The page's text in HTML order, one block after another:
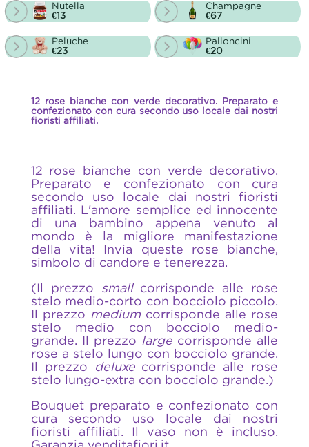
Nutella
€13
Peluche
€23
Champagne
€67
Palloncini
€20
12 rose bianche con verde decorativo. Preparato e
confezionato con cura secondo uso locale dai nostri
fioristi affiliati.
12 rose bianche con verde decorativo.
Preparato e confezionato con cura
secondo uso locale dai nostri fioristi
affiliati. L'amore semplice ed innocente
di una bambino appena venuto al
mondo è la migliore manifestazione
della vita! Invia queste rose bianche,
simbolo di candore e tenerezza.
(Il prezzo small corrisponde alle rose
stelo medio-corto con bocciolo piccolo.
Il prezzo medium corrisponde alle rose
stelo medio con bocciolo medio-
grande. Il prezzo large corrisponde alle
rose a stelo lungo con bocciolo grande.
Il prezzo
deluxecorrisponde alle rose
stelo lungo-extra con bocciolo grande.)
Bouquet preparato e confezionato con
cura secondo uso locale dai nostri
fioristi affiliati. Il vaso non è incluso.